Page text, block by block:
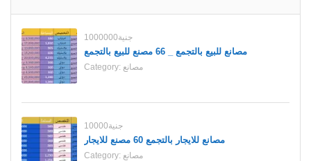
1000000جنية
مصانع للبيع بالتجمع _ 66 مصنع للبيع بالتجمع
Category: مصانع
10000جنية
مصانع للايجار بالتجمع 60 مصنع للايجار
Category: مصانع